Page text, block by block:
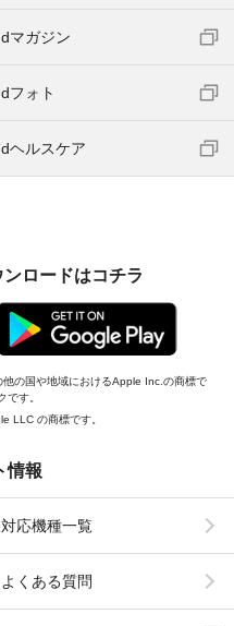
dマガジン
dフォト
dヘルスケア
ロードはコチラ
の国や地域におけるApple Inc.の商標で
す。
LLC の商標です。
情報
対応機種一覧
よくある質問